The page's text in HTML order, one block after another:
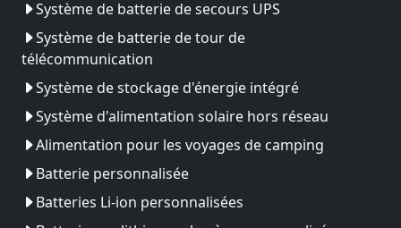
Système de batterie de secours UPS
Système de batterie de tour de
télécommunication
Système de stockage d'énergie intégré
Système d'alimentation solaire hors réseau
Alimentation pour les voyages de camping
Batterie personnalisée
Batteries Li-ion personnalisées